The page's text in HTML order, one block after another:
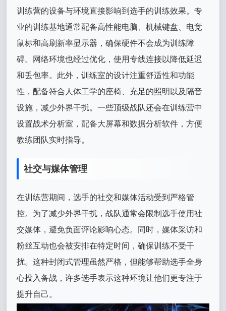
训练营的设备与环境直接影响到选手的训练效果。专
业的训练基地通常配备高性能电脑、机械键盘、电竞
鼠标和高刷新率显示器，确保硬件不会成为训练障
碍。网络环境也经过优化，使用专线连接以降低延迟
和丢包率。此外，训练室的设计注重舒适性和功能
性，配备符合人体工学的座椅、充足的照明以及隔音
设施，减少外界干扰。一些顶级战队还会在训练营中
设置战术分析室，配备大屏幕和数据分析软件，方便
教练团队实时指导。
社交与媒体管理
在训练营期间，选手的社交和媒体活动受到严格管
控。为了减少外界干扰，战队通常会限制选手使用社
交媒体，避免负面评论影响心态。同时，媒体采访和
粉丝互动也会被安排在特定时间，确保训练不受干
扰。这种封闭式管理虽然严格，但能够帮助选手全身
心投入备战，许多选手表示这种环境让他们更专注于
提升自己。